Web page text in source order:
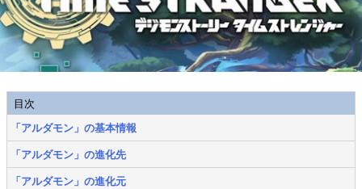
目次
「アルダモン」の基本情報
「アルダモン」の進化先
「アルダモン」の進化元